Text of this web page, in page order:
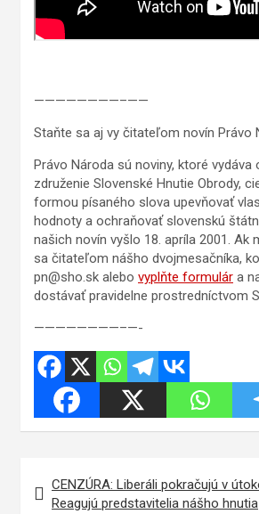
————————–——
Staňte sa aj vy čitateľom novín Právo
Právo Národa sú noviny, ktoré vydáva
združenie Slovenské Hnutie Obrody,
formou písaného slova upevňovať
hodnoty a ochraňovať slovenskú
našich novín vyšlo 18. apríla 2001. Ak
sa čitateľom nášho dvojmesačníka,
pn@sho.sk alebo vyplňte formulár a
dostávať pravidelne prostredníctvom
————————–—-
Navigácia
CENZÚRA: Liberáli pokračujú v
Reagujú predstavitelia nášho hnutia